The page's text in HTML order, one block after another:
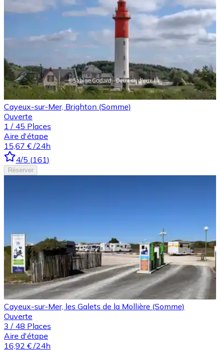
Cayeux-sur-Mer, Brighton (Somme)
Ouverte
1 / 45 Places
Aire d'étape
15,67 € /24h
4/5 (161)
Réserver
Cayeux-sur-Mer, les Galets de la Mollière (Somme)
Ouverte
3 / 48 Places
Aire d'étape
16,92 € /24h